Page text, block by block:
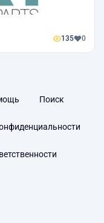
135 0
Поиск